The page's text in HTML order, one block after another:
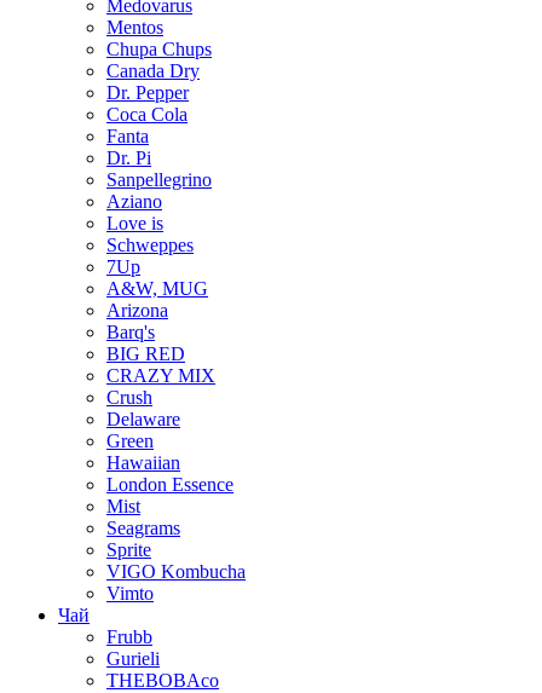
Medovarus
Mentos
Chupa Chups
Canada Dry
Dr. Pepper
Coca Cola
Fanta
Dr. Pi
Sanpellegrino
Aziano
Love is
Schweppes
7Up
A&W, MUG
Arizona
Barq's
BIG RED
CRAZY MIX
Crush
Delaware
Green
Hawaiian
London Essence
Mist
Seagrams
Sprite
VIGO Kombucha
Vimto
Чай
Frubb
Gurieli
THEBOBAco